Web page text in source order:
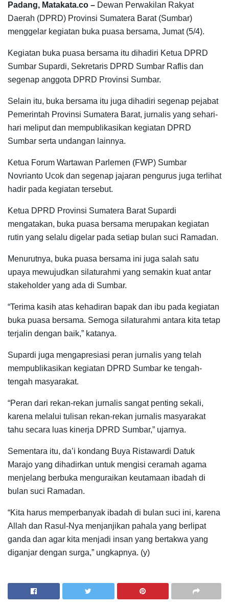
Padang, Matakata.co – Dewan Perwakilan Rakyat
Daerah (DPRD) Provinsi Sumatera Barat (Sumbar)
menggelar kegiatan buka puasa bersama, Jumat (5/4).
Kegiatan buka puasa bersama itu dihadiri Ketua DPRD
Sumbar Supardi, Sekretaris DPRD Sumbar Raflis dan
segenap anggota DPRD Provinsi Sumbar.
Selain itu, buka bersama itu juga dihadiri segenap pejabat
Pemerintah Provinsi Sumatera Barat, jurnalis yang sehari-
hari meliput dan mempublikasikan kegiatan DPRD
Sumbar serta undangan lainnya.
Ketua Forum Wartawan Parlemen (FWP) Sumbar
Novrianto Ucok dan segenap jajaran pengurus juga terlihat
hadir pada kegiatan tersebut.
Ketua DPRD Provinsi Sumatera Barat Supardi
mengatakan, buka puasa bersama merupakan kegiatan
rutin yang selalu digelar pada setiap bulan suci Ramadan.
Menurutnya, buka puasa bersama ini juga salah satu
upaya mewujudkan silaturahmi yang semakin kuat antar
stakeholder yang ada di Sumbar.
“Terima kasih atas kehadiran bapak dan ibu pada kegiatan
buka puasa bersama. Semoga silaturahmi antara kita tetap
terjalin dengan baik,” katanya.
Supardi juga mengapresiasi peran jurnalis yang telah
mempublikasikan kegiatan DPRD Sumbar ke tengah-
tengah masyarakat.
“Peran dari rekan-rekan jurnalis sangat penting sekali,
karena melalui tulisan rekan-rekan jurnalis masyarakat
tahu secara luas kinerja DPRD Sumbar,” ujarnya.
Sementara itu, da’i kondang Buya Ristawardi Datuk
Marajo yang dihadirkan untuk mengisi ceramah agama
menjelang berbuka menguraikan keutamaan ibadah di
bulan suci Ramadan.
“Kita harus memperbanyak ibadah di bulan suci ini, karena
Allah dan Rasul-Nya menjanjikan pahala yang berlipat
ganda dan agar kita menjadi insan yang bertakwa yang
diganjar dengan surga,” ungkapnya. (y)